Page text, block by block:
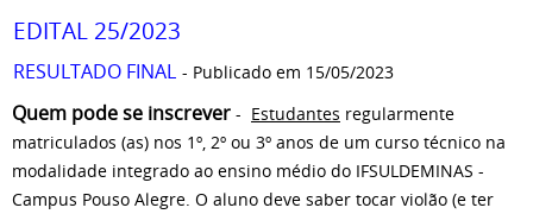
EDITAL 25/2023
RESULTADO FINAL - Publicado em 15/05/2023
Quem pode se inscrever - Estudantes regularmente
matriculados (as) nos 1º, 2º ou 3º anos de um curso técnico na
modalidade integrado ao ensino médio do IFSULDEMINAS -
Campus Pouso Alegre. O aluno deve saber tocar violão (e ter